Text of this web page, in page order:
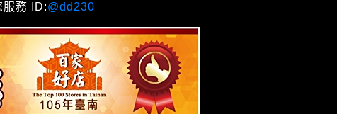
務 ID:@dd230